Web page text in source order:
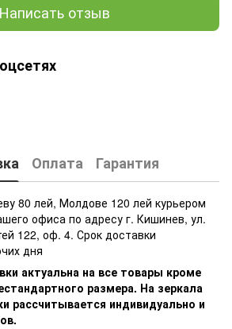
Написать отзыв
Оплата Гарантия
80 лей, Молдове 120 лей курьером
офиса по адресу г. Кишинев, ул.
122, оф. 4. Срок доставки
дня
актуальна на все товары кроме
размера. На зеркала
рассчитывается индивидуально и